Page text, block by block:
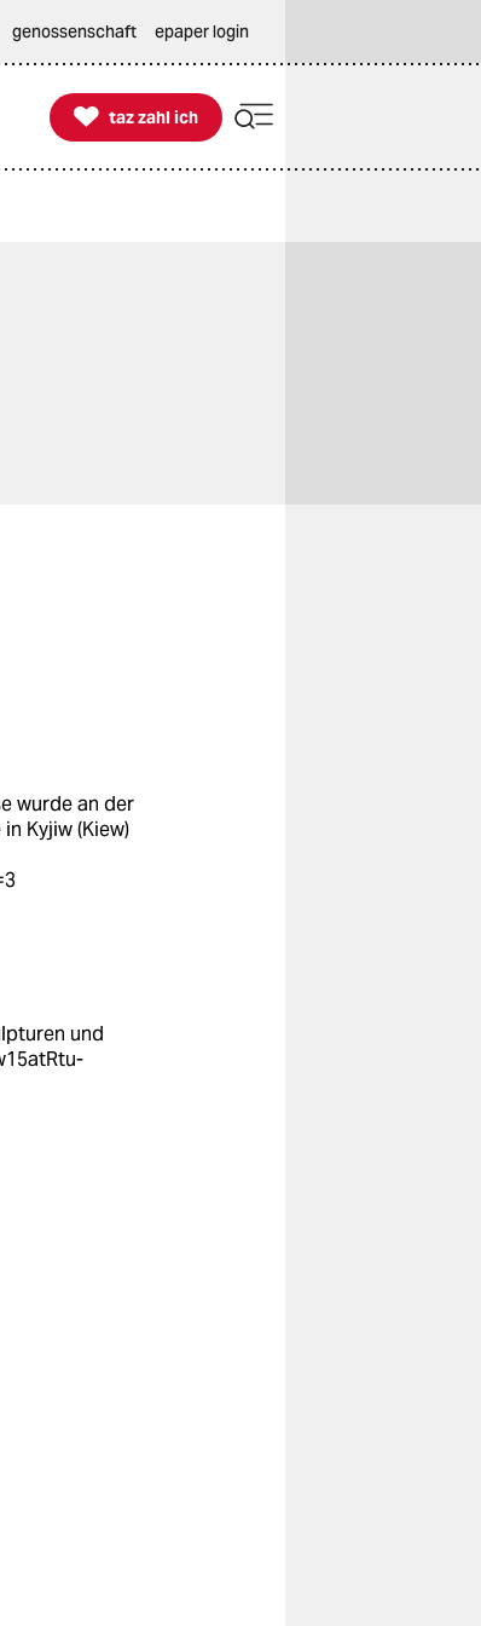
genossenschaft epaper login

taz zahl ich
taz zahl ich
wurde an der
Kyjiw (Kiew)
und